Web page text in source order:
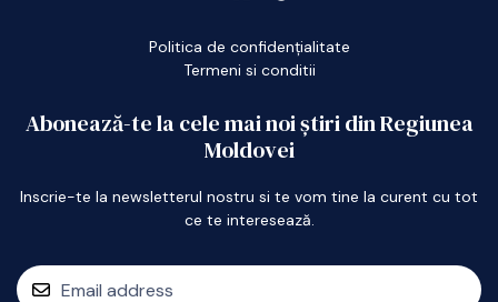
Politica de confidențialitate
Termeni si conditii
Abonează-te la cele mai noi știri din Regiunea
Moldovei
Inscrie-te la newsletterul nostru si te vom tine la curent cu tot
ce te interesează.